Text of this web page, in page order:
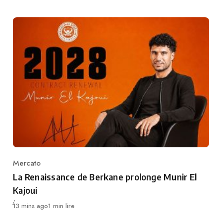
Category
Mercato
La Renaissance de Berkane prolonge Munir El
Kajoui
Publié
13 mins ago1 min lire